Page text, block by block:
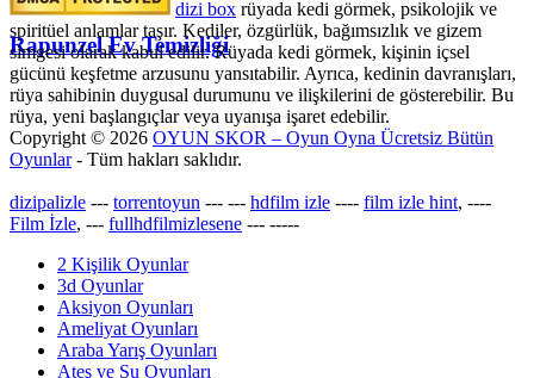
Rapunzel Ev Temizliği
dizi box rüyada kedi görmek​, psikolojik ve
spiritüel anlamlar taşır. Kediler, özgürlük, bağımsızlık ve gizem
simgesi olarak kabul edilir. Rüyada kedi görmek, kişinin içsel
gücünü keşfetme arzusunu yansıtabilir. Ayrıca, kedinin davranışları,
rüya sahibinin duygusal durumunu ve ilişkilerini de gösterebilir. Bu
rüya, yeni başlangıçlar veya uyanışa işaret edebilir.
Copyright © 2026 OYUN SKOR – Oyun Oyna Ücretsiz Bütün
Oyunlar- Tüm hakları saklıdır.
dizipalizle --- torrentoyun --- --- hdfilm izle ---- film izle hint, ----
Film İzle, --- fullhdfilmizlesene --- -----
2 Kişilik Oyunlar
3d Oyunlar
Aksiyon Oyunları
Ameliyat Oyunları
Araba Yarış Oyunları
Ateş ve Su Oyunları